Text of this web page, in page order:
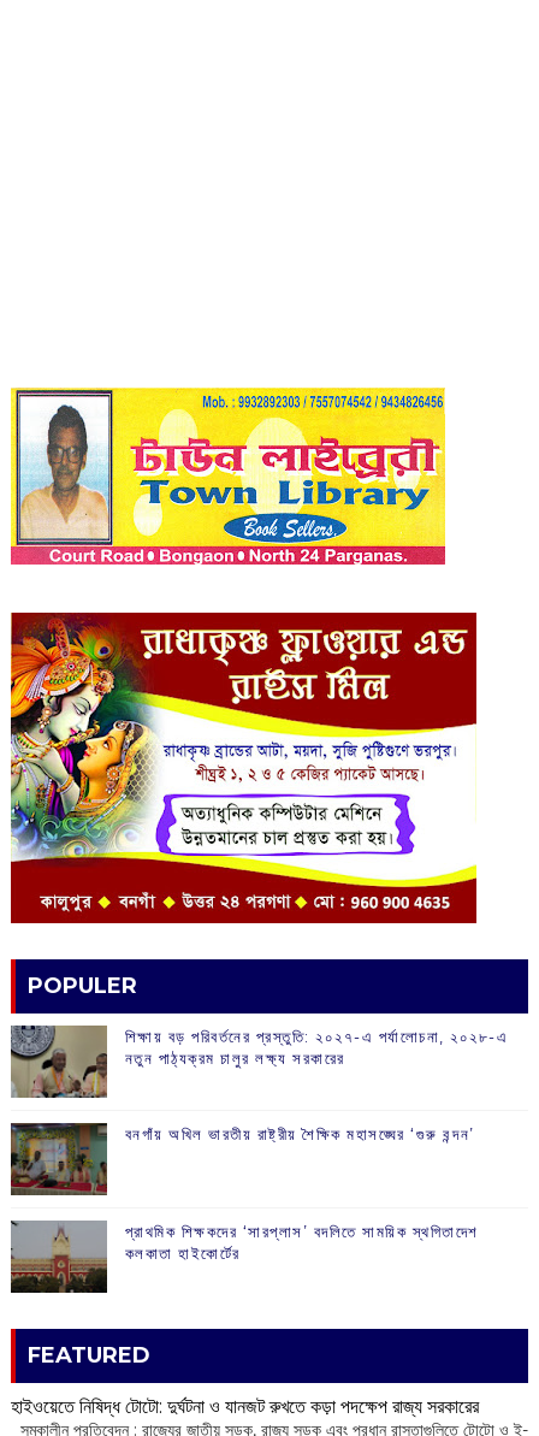
POPULER
শিক্ষায় বড় পরিবর্তনের প্রস্তুতি: ২০২৭-এ পর্যালোচনা, ২০২৮-এ
নতুন পাঠ্যক্রম চালুর লক্ষ্য সরকারের
বনগাঁয় অখিল ভারতীয় রাষ্ট্রীয় শৈক্ষিক মহাসঙ্ঘের ‘গুরু বন্দন’
প্রাথমিক শিক্ষকদের ‘সারপ্লাস’ বদলিতে সাময়িক স্থগিতাদেশ
কলকাতা হাইকোর্টের
FEATURED
হাইওয়েতে নিষিদ্ধ টোটো: দুর্ঘটনা ও যানজট রুখতে কড়া পদক্ষেপ রাজ্য সরকারের
সমকালীন প্রতিবেদন : রাজ্যের জাতীয় সড়ক, রাজ্য সড়ক এবং প্রধান রাস্তাগুলিতে টোটো ও ই-